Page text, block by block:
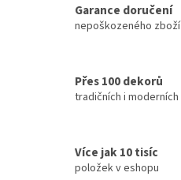
Garance doručení
nepoškozeného zboží
Přes 100 dekorů
tradičních i moderních
Více jak 10 tisíc
položek v eshopu